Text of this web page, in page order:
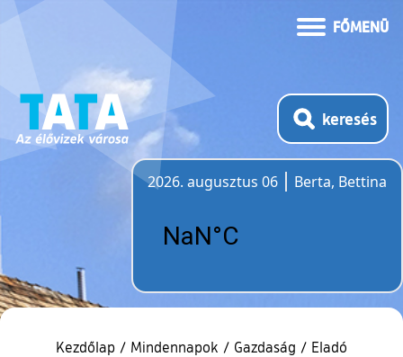
FŐMENÜ
keresés
2026. augusztus 06
Berta, Bettina
Kezdőlap / Mindennapok / Gazdaság / Eladó